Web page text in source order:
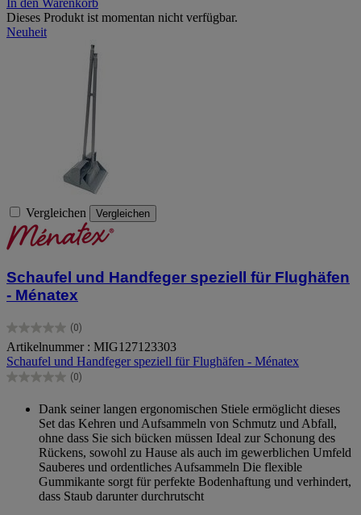
In den Warenkorb
Dieses Produkt ist momentan nicht verfügbar.
Neuheit
Vergleichen Vergleichen
Schaufel und Handfeger speziell für Flughäfen
- Ménatex
(0)
0.0
von
5
Sternen.
Artikelnummer : MIG127123303
Schaufel und Handfeger speziell für Flughäfen - Ménatex
(0)
0.0
Sternen.
Dank seiner langen ergonomischen Stiele ermöglicht dieses
Set das Kehren und Aufsammeln von Schmutz und Abfall,
ohne dass Sie sich bücken müssen Ideal zur Schonung des
Rückens, sowohl zu Hause als auch im gewerblichen Umfeld
Sauberes und ordentliches Aufsammeln Die flexible
Gummikante sorgt für perfekte Bodenhaftung und verhindert,
dass Staub darunter durchrutscht